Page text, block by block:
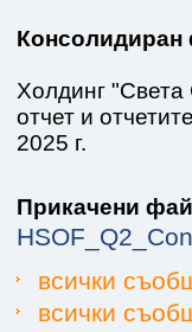
Консолидиран
Холдинг
отчет и
2025 г.
Прикачени
всички
всички